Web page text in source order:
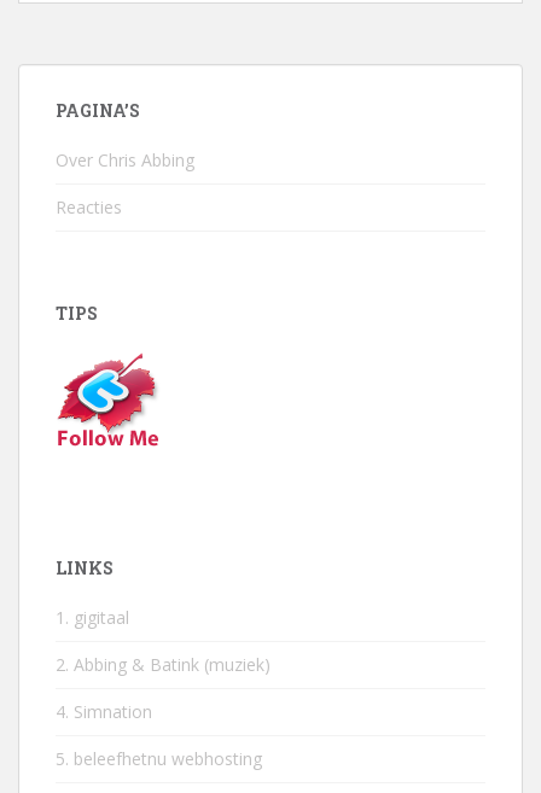
PAGINA’S
Over Chris Abbing
Reacties
TIPS
LINKS
1. gigitaal
2. Abbing & Batink (muziek)
4. Simnation
5. beleefhetnu webhosting